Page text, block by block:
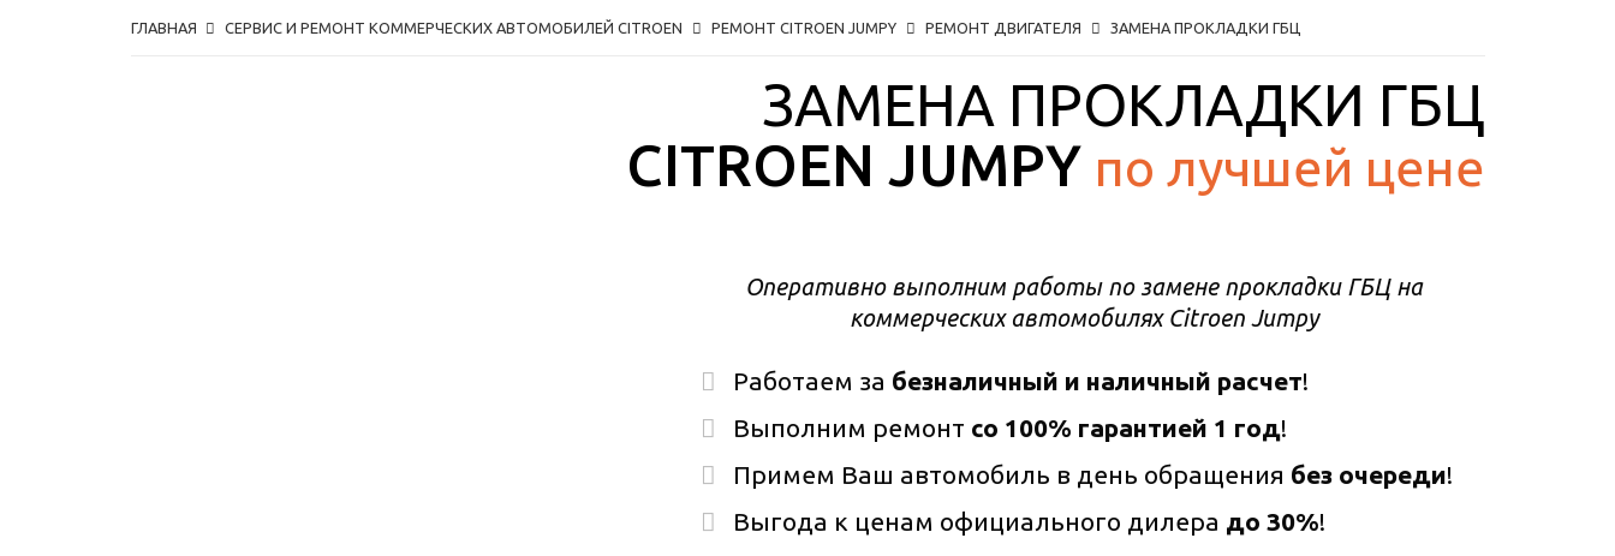
ГЛАВНАЯ СЕРВИС И РЕМОНТ КОММЕРЧЕСКИХ АВТОМОБИЛЕЙ CITROEN РЕМОНТ CITROEN JUMPY РЕМОНТ ДВИГАТЕЛЯ ЗАМЕНА ПРОКЛАДКИ ГБЦ
ЗАМЕНА ПРОКЛАДКИ ГБЦ
CITROEN JUMPY по лучшей цене
Оперативно выполним работы по замене прокладки ГБЦ на
коммерческих автомобилях Citroen Jumpy
Работаем за безналичный и наличный расчет!
Выполним ремонт со 100% гарантией 1 год!
Примем Ваш автомобиль в день обращения без очереди!
Выгода к ценам официального дилера до 30%!